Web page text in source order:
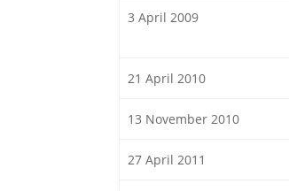
3 April 2009
21 April 2010
13 November 2010
27 April 2011